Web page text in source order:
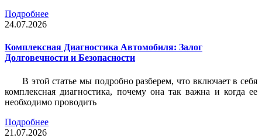
Подробнее
24.07.2026
Комплексная Диагностика Автомобиля: Залог
Долговечности и Безопасности
В этой статье мы подробно разберем, что включает в себя
комплексная диагностика, почему она так важна и когда ее
необходимо проводить
Подробнее
21.07.2026